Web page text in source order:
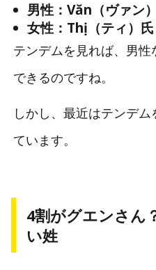
男性：Văn（ヴァン
女性：Thị（ティ）氏
テンデムを見れば、男
できるのですね。
しかし、最近はテンデ
ています。
4割がグエンさん
い姓